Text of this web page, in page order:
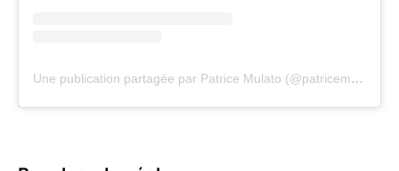
Une publication partagée par Patrice Mulato (@patricemulato)